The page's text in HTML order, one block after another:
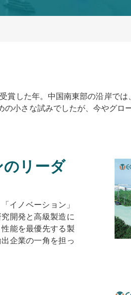
賞した年。中国南東部の沿岸で
小さな試みでしたが、今やグロ
リーダ
イノベーション」
開発と高級製造に
能を最優先する製
企業の一角を担っ